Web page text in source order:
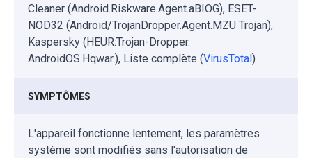
Cleaner (Android.Riskware.Agent.aBIOG), ESET-
NOD32 (Android/TrojanDropper.Agent.MZU Trojan),
Kaspersky (HEUR:Trojan-Dropper.
AndroidOS.Hqwar.), Liste complète (VirusTotal)
SYMPTÔMES
L'appareil fonctionne lentement, les paramètres
système sont modifiés sans l'autorisation de